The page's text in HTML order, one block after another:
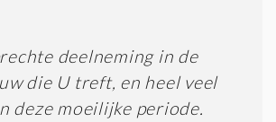
deelneming in de
die U treft, en heel veel
deze moeilijke periode.